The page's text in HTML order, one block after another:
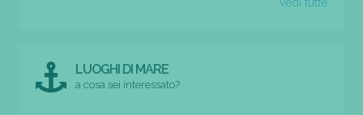
LUOGHI DI MARE
a cosa sei interessato?